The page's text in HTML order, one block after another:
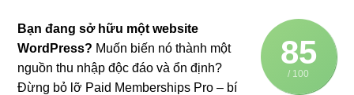
85
/ 100
Bạn đang sở hữu một website
WordPress? Muốn biến nó thành một
nguồn thu nhập độc đáo và ổn định?
Đừng bỏ lỡ Paid Memberships Pro – bí